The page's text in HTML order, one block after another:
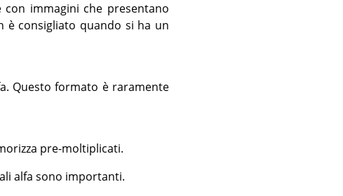
immagini che presentano
è consigliato quando si ha un
Questo formato è raramente
pre-moltiplicati.
alfa sono importanti.